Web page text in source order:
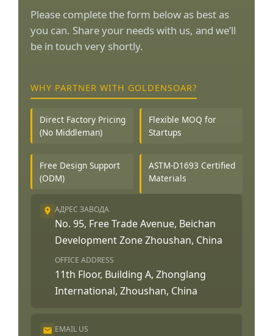
Please complete the form below as best as
you can. Share your needs with us, and we’ll
be in touch very shortly.
WHY PARTNER WITH GOLDENSOAR?
Direct Factory Pricing
(No Middleman)
Flexible MOQ for
Startups
Free Design Support
(ODM)
ASTM-D1693 Certified
Materials
АДРЕС ЗАВОДА
No. 95, Free Trade Avenue, Beichan
Development Zone Zhoushan, China
OFFICE ADDRESS
11th Floor, Building A, Zhonglang
International, Zhoushan, China
EMAIL US